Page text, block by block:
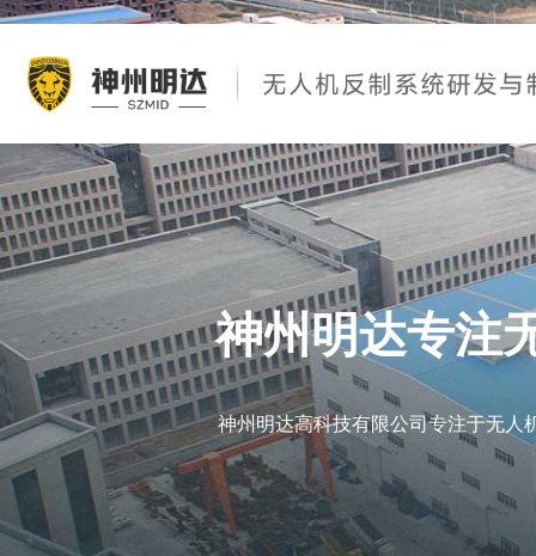
神州明达专注
神州明达高科技有限公司专注于无人